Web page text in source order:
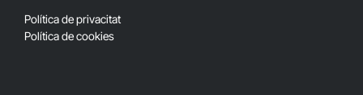
Política de privacitat
Política de cookies